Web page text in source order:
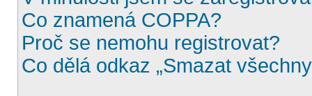
Co znamená COPPA?
Proč se nemohu registrovat?
Co dělá odkaz „Smazat